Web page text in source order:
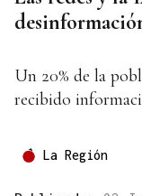
Un 20% de la
recibido
La Región